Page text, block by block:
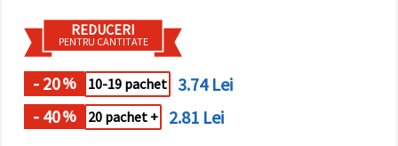
indicați
preferințele
în setări
selectând
un tip de
cookie -uri
făcând clic
REDUCERI
PENTRU CANTITATE
- 20% 10-19 pachet
3.74 Lei
- 40% 20 pachet + 2.81 Lei